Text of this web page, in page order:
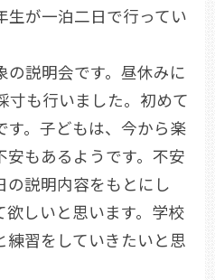
生が一泊二日で行ってい
説明会です。昼休みに
寸も行いました。初めて
す。子どもは、今から楽
安もあるようです。不安
の説明内容をもとにし
しいと思います。学校
練習をしていきたいと思